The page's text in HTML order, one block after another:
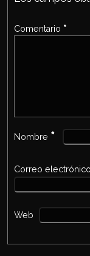
Comentario *
Nombre *
Correo electrónico
Web